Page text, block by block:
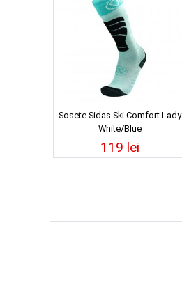
Sosete Sidas Ski Comfort Lady
White/Blue
119 lei